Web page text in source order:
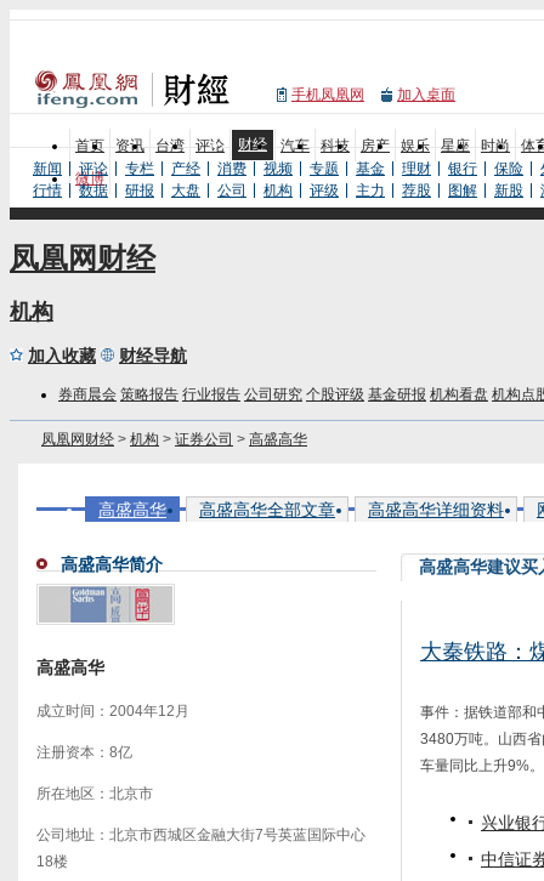
手机凤凰网 加入桌面
首页 资讯 台湾 评论 财经 汽车 科技 房产 娱乐 星座 时尚
体
微博
新闻 评论 专栏 产经 消费 视频 专题 基金 理财 银行 保险
行情
数据 研报 大盘 公司 机构 评级 主力 荐股 图解 新股
凤凰网财经
机构
加入收藏 财经导航
券商晨会 策略报告 行业报告 公司研究 个股评级 基金研报 机构看盘 机构点
凤凰网财经 > 机构 > 证券公司 > 高盛高华
高盛高华 高盛高华全部文章 高盛高华详细资料
高盛高华简介
高盛高华
成立时间：2004年12月
注册资本：8亿
所在地区：北京市
公司地址：北京市西城区金融大街7号英蓝国际中心
18楼
高盛高华建议买
大秦铁路：
事件：据铁道部和
3480万吨。山西
车量同比上升9%
兴业银
中信证